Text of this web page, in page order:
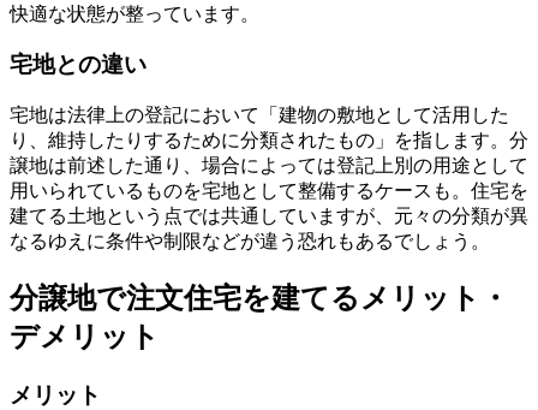
快適な状態が整っています。
宅地との違い
宅地は法律上の登記において「建物の敷地として活用した
り、維持したりするために分類されたもの」を指します。分
譲地は前述した通り、場合によっては登記上別の用途として
用いられているものを宅地として整備するケースも。住宅を
建てる土地という点では共通していますが、元々の分類が異
なるゆえに条件や制限などが違う恐れもあるでしょう。
分譲地で注文住宅を建てるメリット・
デメリット
メリット